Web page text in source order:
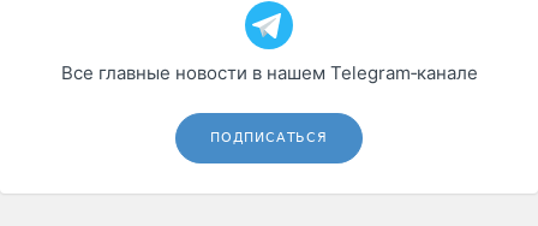
Все главные новости в нашем Telegram‑канале
ПОДПИСАТЬСЯ